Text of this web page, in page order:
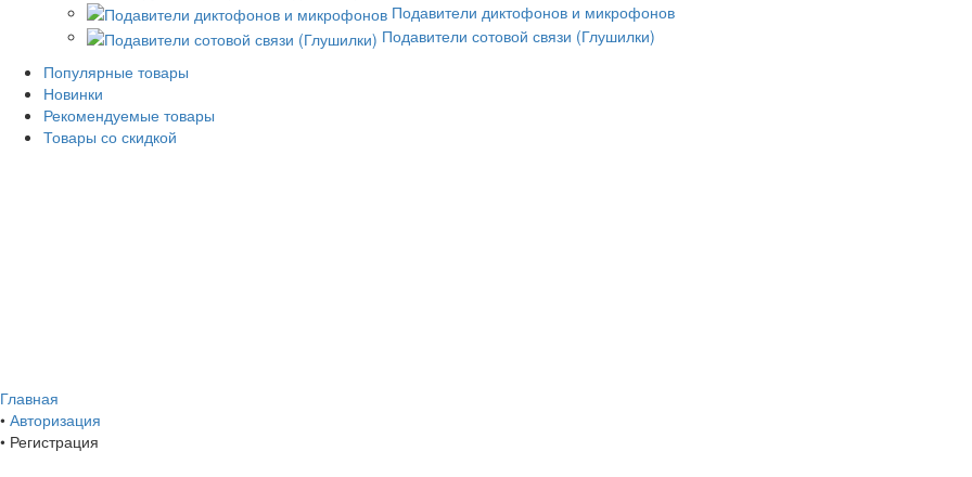
Подавители диктофонов и микрофонов
Подавители сотовой связи (Глушилки)
Популярные товары
Новинки
Рекомендуемые товары
Товары со скидкой
Главная
• Авторизация
• Регистрация